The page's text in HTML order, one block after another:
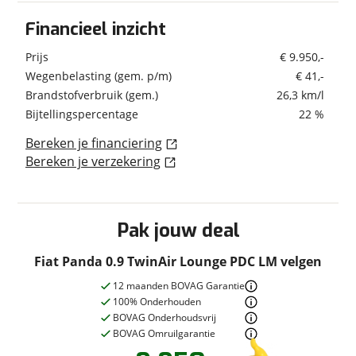
Datum eerste toelating
Geïmporteerd
Financieel
Prijs
BPM
€ 1.297,-
€ 41,-
BTW/marge
Marge
Bijtellingspercentage
22 %
€ 14.954,-
Financieel inzicht
Prijs
€ 9.950,-
Wegenbelasting (gem. p/m)
€ 41,-
Brandstofverbruik (gem.)
26,3 km/l
Bijtellingspercentage
22 %
Bereken je financiering
Bereken je verzekering
Extra
Interieur & Comfort
achterbank neerklapbaar
airco
bestuurdersstoel in hoogte verstelbaar
stuur multifunctioneel
Dealer onderhouden
Pak jouw deal
Fiat Panda 0.9 TwinAir Lounge PDC LM velgen
12 maanden BOVAG Garantie
100% Onderhouden
BOVAG Onderhoudsvrij
BOVAG Omruilgarantie
Vraag mijn inruilwaarde aan
viaBOVAG.nl verwerkt je persoonsgegevens om je aanvraag zo
goed mogelijk bij de aanbieder te brengen. Lees hier meer
over in onze